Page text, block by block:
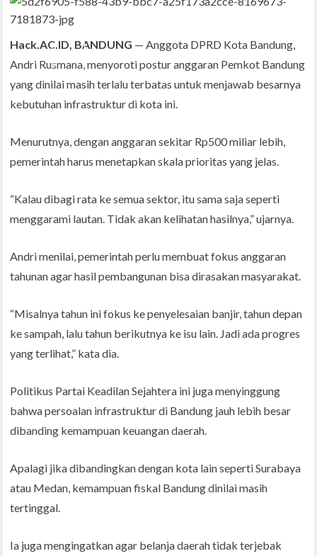
Hack.AC.ID, BANDUNG — Anggota DPRD Kota Bandung,
Andri Rusmana, menyoroti postur anggaran Pemkot Bandung
yang dinilai masih terlalu terbatas untuk menjawab besarnya
kebutuhan infrastruktur di kota ini.
Menurutnya, dengan anggaran sekitar Rp500 miliar lebih,
pemerintah harus menetapkan skala prioritas yang jelas.
“Kalau dibagi rata ke semua sektor, itu sama saja seperti
menggarami lautan. Tidak akan kelihatan hasilnya,” ujarnya.
Andri menilai, pemerintah perlu membuat fokus anggaran
tahunan agar hasil pembangunan bisa dirasakan masyarakat.
“Misalnya tahun ini fokus ke penyelesaian banjir, tahun depan
ke sampah, lalu tahun berikutnya ke isu lain. Jadi ada progres
yang terlihat,” kata dia.
Politikus Partai Keadilan Sejahtera ini juga menyinggung
bahwa persoalan infrastruktur di Bandung jauh lebih besar
dibanding kemampuan keuangan daerah.
Apalagi jika dibandingkan dengan kota lain seperti Surabaya
atau Medan, kemampuan fiskal Bandung dinilai masih
tertinggal.
Ia juga mengingatkan agar belanja daerah tidak terjebak